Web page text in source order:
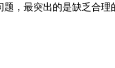
，最突出的是缺乏合